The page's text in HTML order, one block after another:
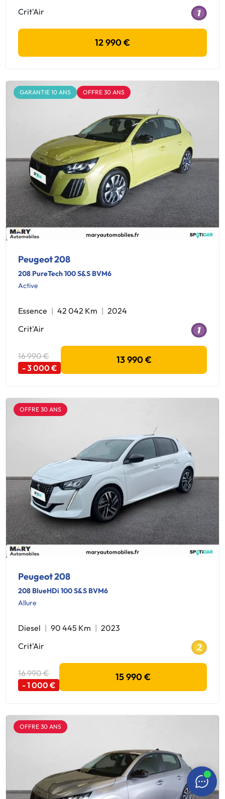
Crit'Air
12 990 €
GARANTIE 10 ANS OFFRE 30 ANS
Peugeot 208
208 PureTech 100 S&S BVM6
Active
Essence 42 042 Km
2024
Crit'Air
16 990 €
- 3 000 €
13 990 €
OFFRE 30 ANS
Peugeot 208
208 BlueHDi 100 S&S BVM6
Allure
Diesel 90 445 Km
2023
Crit'Air
16 990 €
- 1 000 €
15 990 €
OFFRE 30 ANS